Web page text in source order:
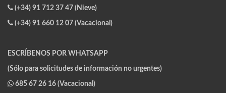
(+34) 91 712 37 47 (Nieve)
(+34) 91 660 12 07 (Vacacional)
ESCRÍBENOS POR WHATSAPP
(Sólo para solicitudes de información no urgentes)
685 67 26 16 (Vacacional)